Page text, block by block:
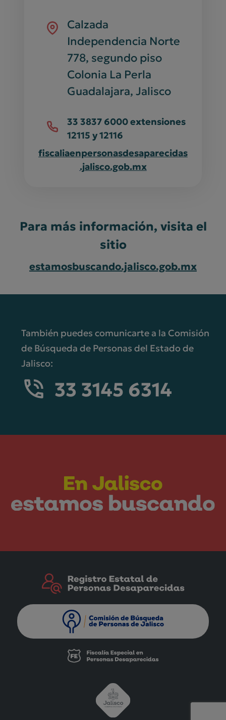
Calzada
Independencia Norte
778, segundo piso
Colonia La Perla
Guadalajara, Jalisco
33 3837 6000 extensiones
12115 y 12116
fiscaliaenpersonasdesaparecidas
.jalisco.gob.mx
Para más información, visita el
sitio
estamosbuscando.jalisco.gob.mx
También puedes comunicarte a la Comisión
de Búsqueda de Personas del Estado de
Jalisco:
33 3145 6314